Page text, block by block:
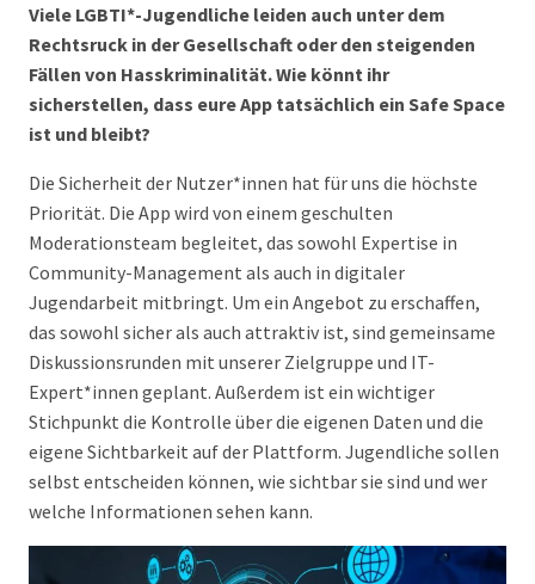
Viele LGBTI*-Jugendliche leiden auch unter dem
Rechtsruck in der Gesellschaft oder den steigenden
Fällen von Hasskriminalität. Wie könnt ihr
sicherstellen, dass eure App tatsächlich ein Safe Space
ist und bleibt?
Die Sicherheit der Nutzer*innen hat für uns die höchste
Priorität. Die App wird von einem geschulten
Moderationsteam begleitet, das sowohl Expertise in
Community-Management als auch in digitaler
Jugendarbeit mitbringt. Um ein Angebot zu erschaffen,
das sowohl sicher als auch attraktiv ist, sind gemeinsame
Diskussionsrunden mit unserer Zielgruppe und IT-
Expert*innen geplant. Außerdem ist ein wichtiger
Stichpunkt die Kontrolle über die eigenen Daten und die
eigene Sichtbarkeit auf der Plattform. Jugendliche sollen
selbst entscheiden können, wie sichtbar sie sind und wer
welche Informationen sehen kann.